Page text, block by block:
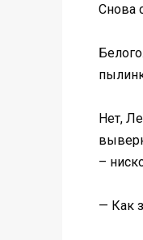
Снова
Нет,
–
— Как